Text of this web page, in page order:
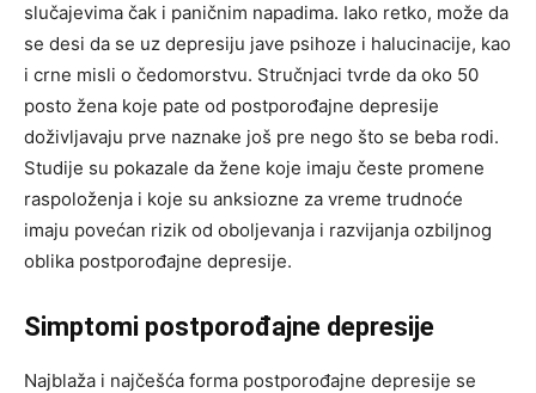
slučajevima čak i paničnim napadima. Iako retko, može da
se desi da se uz depresiju jave psihoze i halucinacije, kao
i crne misli o čedomorstvu. Stručnjaci tvrde da oko 50
posto žena koje pate od postporođajne depresije
doživljavaju prve naznake još pre nego što se beba rodi.
Studije su pokazale da žene koje imaju česte promene
raspoloženja i koje su anksiozne za vreme trudnoće
imaju povećan rizik od oboljevanja i razvijanja ozbiljnog
oblika postporođajne depresije.
Simptomi postporođajne depresije
Najblaža i najčešća forma postporođajne depresije se